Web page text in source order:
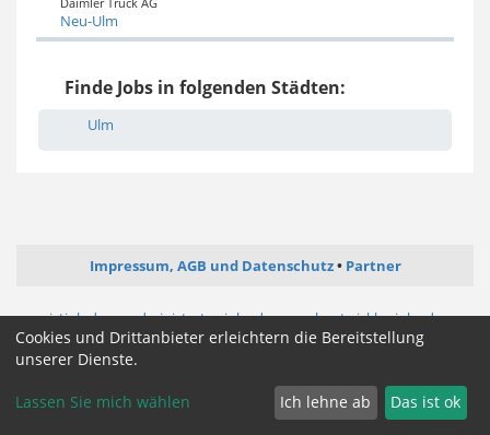
Neu-Ulm
Finde Jobs in folgenden Städten:
Ulm
Impressum, AGB und Datenschutz Partner
ictjob.de administrator-jobs.de
webentwickler-jobs.de
mediengestalter-jobs.de
Cookie Zustimmung ändern
Cookies und Drittanbieter erleichtern die Bereitstellung
unserer Dienste.
Lassen Sie mich wählen Ich lehne ab Das ist ok